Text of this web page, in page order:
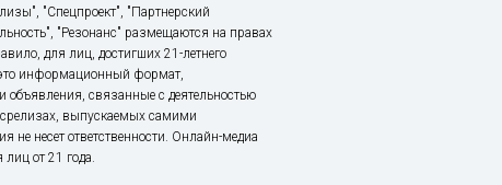
"Спецпроект", "Партнерский
"Резонанс" размещаются на правах
для лиц, достигших 21-летнего
информационный формат,
связанные с деятельностью
выпускаемых самими
не несет ответственности. Онлайн-медиа
от 21 года.